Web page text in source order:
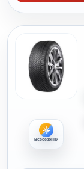
Всесезонни